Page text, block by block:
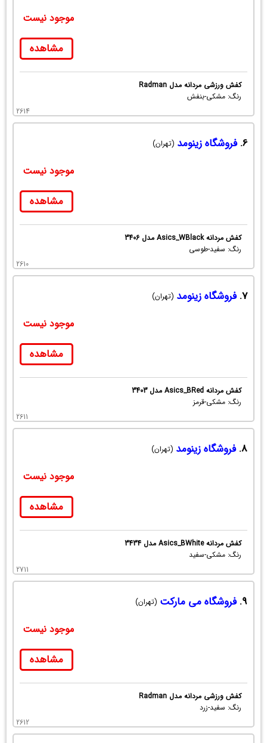
موجود نیست
مشاهده
کفش ورزشی مردانه مدل Radman
رنگ: مشکی-بنفش
2614
6. فروشگاه زینومد (تهران)
موجود نیست
مشاهده
کفش مردانه Asics_WBlack مدل 3406
رنگ: سفید-طوسی
2610
7. فروشگاه زینومد (تهران)
موجود نیست
مشاهده
کفش مردانه Asics_BRed مدل 3403
رنگ: مشکی-قرمز
2611
8. فروشگاه زینومد (تهران)
موجود نیست
مشاهده
کفش مردانه Asics_BWhite مدل 3434
رنگ: مشکی-سفید
2711
9. فروشگاه می مارکت (تهران)
موجود نیست
مشاهده
کفش ورزشی مردانه مدل Radman
رنگ: سفید-زرد
2612